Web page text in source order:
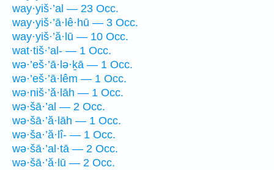
way·yiš·’al — 23 Occ.
way·yiš·’ā·lê·hū — 3 Occ.
way·yiš·’ă·lū — 10 Occ.
wat·tiš·’al- — 1 Occ.
wə·’eš·’ā·lə·ḵā — 1 Occ.
wə·’eš·’ā·lêm — 1 Occ.
wə·niš·’ă·lāh — 1 Occ.
wə·šā·’al — 2 Occ.
wə·šā·’ă·lāh — 1 Occ.
wə·ša·’ă·lî- — 1 Occ.
wə·šā·’al·tā — 2 Occ.
wə·šā·’ă·lū — 2 Occ.